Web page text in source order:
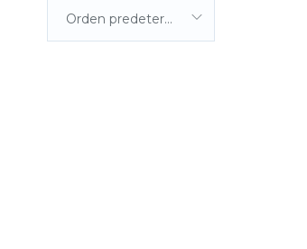
Orden predeterminada